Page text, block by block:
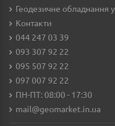
Геодезичне обладнання
Контакти
044 247 03 39
093 307 92 22
095 507 92 22
097 007 92 22
ПН-ПТ: 08:00 - 17:30
mail@geomarket.in.ua